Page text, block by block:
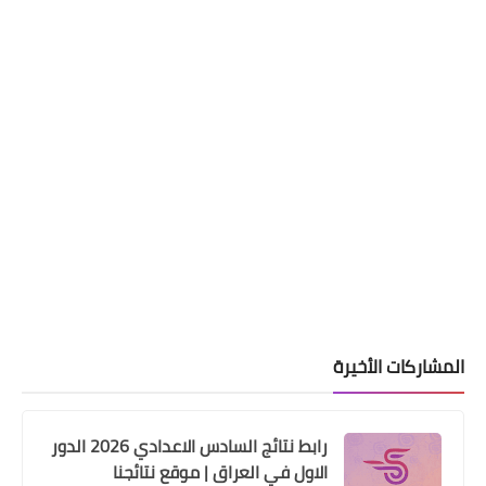
المشاركات الأخيرة
رابط نتائج السادس الاعدادي 2026 الدور
الاول في العراق | موقع نتائجنا